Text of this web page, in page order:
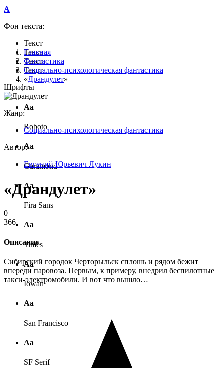
A
Фон текста:
Текст
Текст
Текст
Текст
Шрифты
Аа
Roboto
Аа
Garamond
Аа
Fira Sans
Аа
Times
Аа
Iowan
Аа
San Francisco
Аа
SF Serif
Главная
Фантастика
Социально-психологическая фантастика
«Драндулет»
Жанр:
Социально-психологическая фантастика
Автор:
Евгений Юрьевич Лукин
«Драндулет»
0
366
Описание
Сибирский городок Черторыльск сплошь и рядом бежит
впереди паровоза. Первым, к примеру, внедрил беспилотные
такси-электромобили. И вот что вышло…